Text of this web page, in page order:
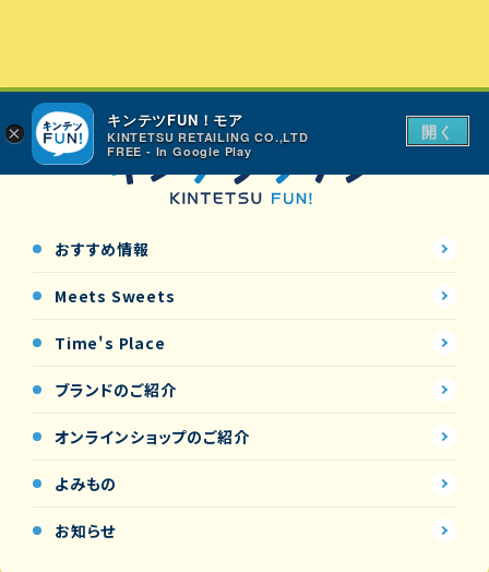
おすすめ情報
Meets Sweets
Time's Place
ブランドのご紹介
オンラインショップのご紹介
よみもの
お知らせ
×
キンテツFUN！モア
KINTETSU RETAILING CO.,LTD
FREE - In Google Play
開く